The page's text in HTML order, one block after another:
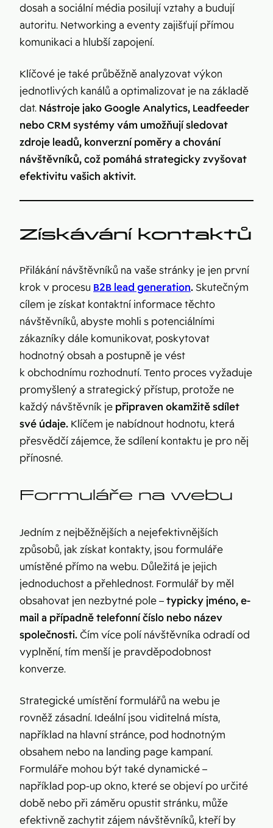
dosah a sociální média posilují vztahy a budují
autoritu. Networking a eventy zajišťují přímou
komunikaci a hlubší zapojení.
Klíčové je také průběžně analyzovat výkon
jednotlivých kanálů a optimalizovat je na základě
dat. Nástroje jako Google Analytics, Leadfeeder
nebo CRM systémy vám umožňují sledovat
zdroje leadů, konverzní poměry a chování
návštěvníků, což pomáhá strategicky zvyšovat
efektivitu vašich aktivit.
Získávání kontaktů
Přilákání návštěvníků na vaše stránky je jen první
krok v procesu B2B lead generation.Skutečným
cílem je získat kontaktní informace těchto
návštěvníků, abyste mohli s potenciálními
zákazníky dále komunikovat, poskytovat
hodnotný obsah a postupně je vést
k obchodnímu rozhodnutí. Tento proces vyžaduje
promyšlený a strategický přístup, protože ne
každý návštěvník je připraven okamžitě sdílet
své údaje. Klíčem je nabídnout hodnotu, která
přesvědčí zájemce, že sdílení kontaktu je pro něj
přínosné.
Formuláře na webu
Jedním z nejběžnějších a nejefektivnějších
způsobů, jak získat kontakty, jsou formuláře
umístěné přímo na webu. Důležitá je jejich
jednoduchost a přehlednost. Formulář by měl
obsahovat jen nezbytné pole –typicky jméno, e-
mail a případně telefonní číslo nebo název
společnosti. Čím více polí návštěvníka odradí od
vyplnění, tím menší je pravděpodobnost
konverze.
Strategické umístění formulářů na webu je
rovněž zásadní. Ideální jsou viditelná místa,
například na hlavní stránce, pod hodnotným
obsahem nebo na landing page kampaní.
Formuláře mohou být také dynamické –
například pop-up okno, které se objeví po určité
době nebo při záměru opustit stránku, může
efektivně zachytit zájem návštěvníků, kteří by